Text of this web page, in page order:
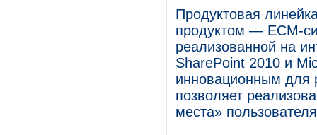
Продуктовая
продуктом — ECM-
реализованной на
SharePoint 2010 и
инновационным для
позволяет
места»